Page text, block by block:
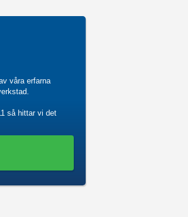
våra erfarna
så hittar vi det